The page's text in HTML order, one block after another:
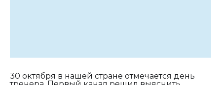
30 октября в нашей стране отмечается день